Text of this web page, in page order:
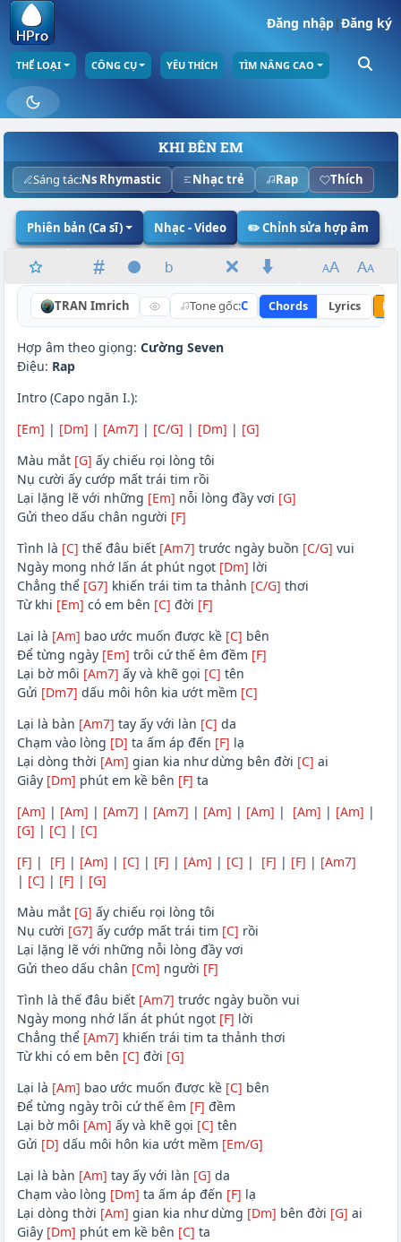
Đăng nhập|Đăng ký
THỂ LOẠI CÔNG CỤ YÊU THÍCH TÌM NÂNG CAO
KHI BÊN EM
Sáng tác:Ns Rhymastic Nhạc trẻ Rap Thích
Phiên bản (Ca sĩ) Nhạc - Video ✏️ Chỉnh sửa hợp âm
TRAN Imrich Tone gốc:C Chords Lyrics
Hợp âm theo giọng: Cường Seven
Điệu: Rap
Intro (Capo ngăn I.):
[Em] | [Dm] | [Am7] | [C/G] | [Dm] | [G]
Màu mắt [G] ấy chiếu rọi lòng tôi
Nụ cười ấy cướp mất trái tim rồi
Lại lặng lẽ với những [Em] nỗi lòng đầy vơi [G]
Gửi theo dấu chân người [F]
Tình là [C] thế đâu biết [Am7] trước ngày buồn [C/G] vui
Ngày mong nhớ lấn át phút ngọt [Dm] lời
Chẳng thể [G7] khiến trái tim ta thảnh [C/G] thơi
Từ khi [Em] có em bên [C] đời [F]
Lại là [Am] bao ước muốn được kề [C] bên
Để từng ngày [Em] trôi cứ thế êm đềm [F]
Lại bờ môi [Am7] ấy và khẽ gọi [C] tên
Gửi [Dm7] dấu môi hôn kia ướt mềm [C]
Lại là bàn [Am7] tay ấy với làn [C] da
Chạm vào lòng [D] ta ấm áp đến [F] lạ
Lại dòng thời [Am] gian kia như dừng bên đời [C] ai
Giây [Dm] phút em kề bên [F] ta
[Am] | [Am] | [Am7] | [Am7] | [Am] | [Am] | [Am] | [Am] |
[G] | [C] | [C]
[F] | [F] | [Am] | [C] | [F] | [Am] | [C] | [F] | [F] | [Am7]
| [C] | [F] | [G]
Màu mắt [G] ấy chiếu rọi lòng tôi
Nụ cười [G7] ấy cướp mất trái tim [C] rồi
Lại lặng lẽ với những nỗi lòng đầy vơi
Gửi theo dấu chân [Cm] người [F]
Tình là thế đâu biết [Am7] trước ngày buồn vui
Ngày mong nhớ lấn át phút ngọt [F] lời
Chẳng thể [Am7] khiến trái tim ta thảnh thơi
Từ khi có em bên [C] đời [G]
Lại là [Am] bao ước muốn được kề [C] bên
Để từng ngày trôi cứ thế êm [F] đềm
Lại bờ môi [Am] ấy và khẽ gọi [C] tên
Gửi [D] dấu môi hôn kia ướt mềm [Em/G]
Lại là bàn [Am] tay ấy với làn [G] da
Chạm vào lòng [Dm] ta ấm áp đến [F] lạ
Lại dòng thời [Am] gian kia như dừng [Dm] bên đời [G] ai
Giây [Dm] phút em kề bên [C] ta